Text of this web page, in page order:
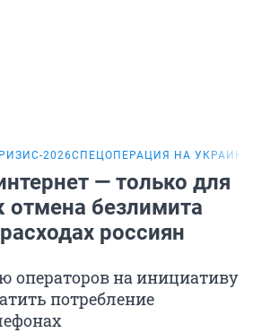
2026СПЕЦОПЕРАЦИЯ НА УКРАИНЕ
— только для
отмена безлимита
россиян
операторов на инициативу
потребление